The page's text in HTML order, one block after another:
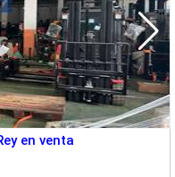
en venta